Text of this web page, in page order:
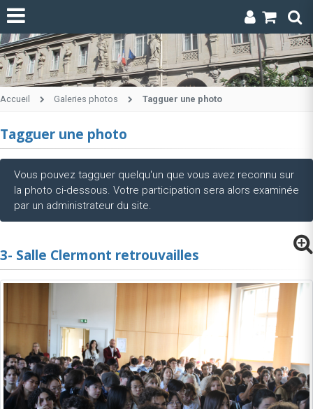
Accueil Galeries photos Tagguer une photo
Tagguer une photo
Vous pouvez tagguer quelqu'un que vous avez reconnu sur
la photo ci-dessous. Votre participation sera alors examinée
par un administrateur du site.
3- Salle Clermont retrouvailles